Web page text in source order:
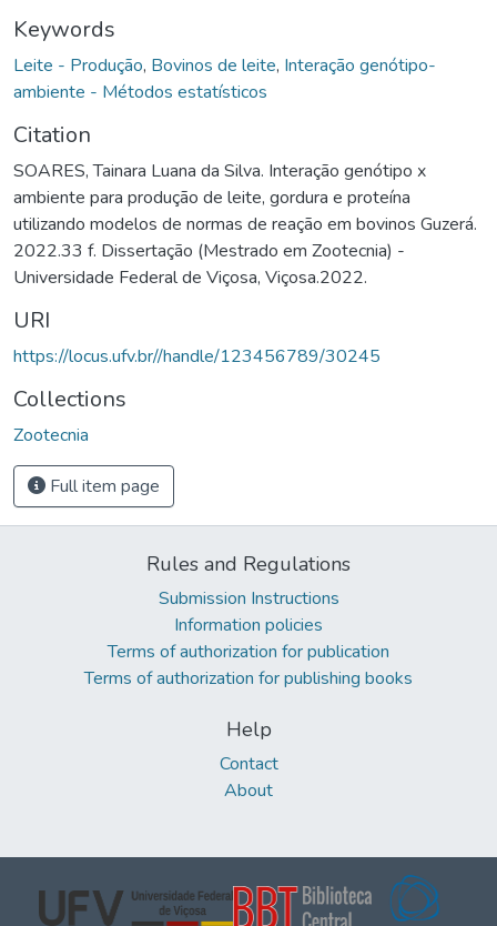
Keywords
Leite - Produção, Bovinos de leite, Interação genótipo-
ambiente - Métodos estatísticos
Citation
SOARES, Tainara Luana da Silva. Interação genótipo x
ambiente para produção de leite, gordura e proteína
utilizando modelos de normas de reação em bovinos Guzerá.
2022.33 f. Dissertação (Mestrado em Zootecnia) -
Universidade Federal de Viçosa, Viçosa.2022.
URI
https://locus.ufv.br//handle/123456789/30245
Collections
Zootecnia
Full item page
Rules and Regulations
Submission Instructions
Information policies
Terms of authorization for publication
Terms of authorization for publishing books
Help
Contact
About